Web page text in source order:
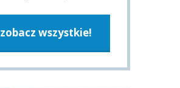
zobacz wszystkie!